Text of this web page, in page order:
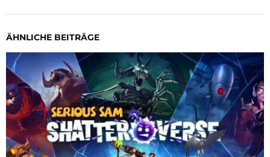
ÄHNLICHE BEITRÄGE